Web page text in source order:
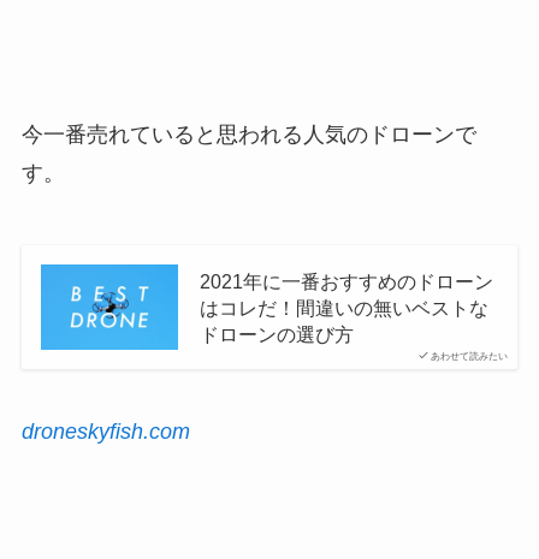
今一番売れていると思われる人気のドローンで
す。
あわせて読みたい
2021年に一番おすすめのドローン
はコレだ！間違いの無いベストな
ドローンの選び方
droneskyfish.com